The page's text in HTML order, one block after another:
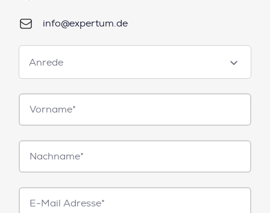
info@expertum.de
Anrede
Anrede
Vorname*
Nachname*
E-
Mail*